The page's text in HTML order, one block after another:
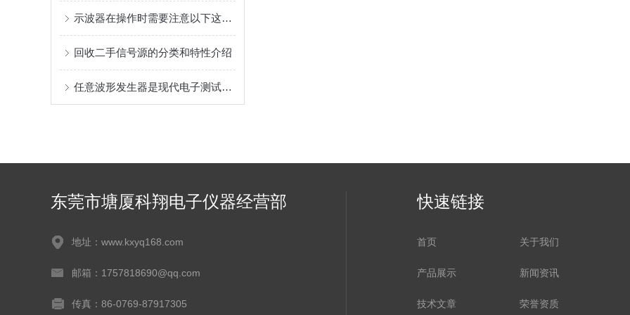
示波器在操作时需要注意以下这些事项
回收二手信号源的分类和特性介绍
任意波形发生器是现代电子测试与测量领域重要的工具之一
东莞市塘厦科翔电子仪器经营部
地址：www.kxyq168.com
邮箱：1757818690@qq.com
传真：86-0769-87917305
快速链接
首页 关于我们
产品展示 新闻资讯
技术文章 荣誉资质